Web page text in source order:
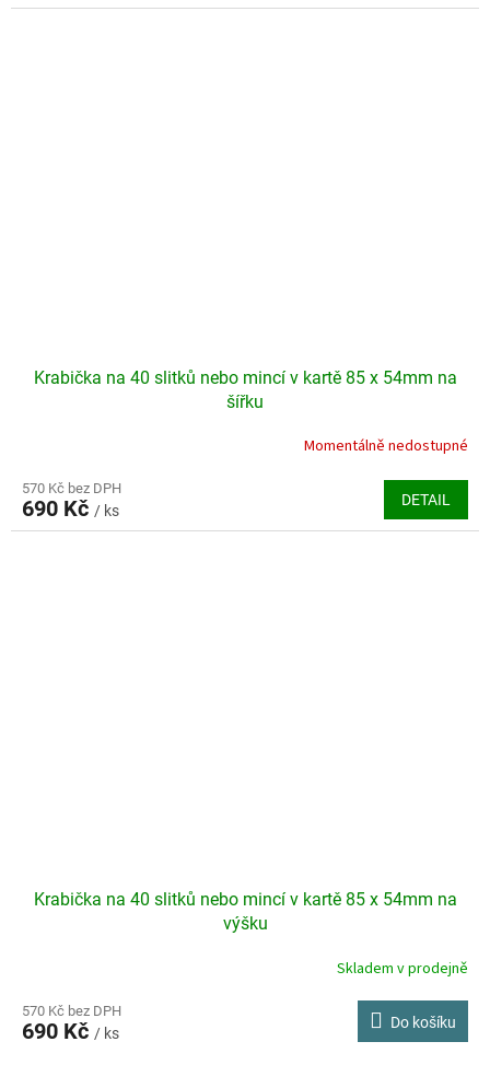
Krabička na 40 slitků nebo mincí v kartě 85 x 54mm na
šířku
Momentálně nedostupné
570 Kč bez DPH
690 Kč / ks
DETAIL
Krabička na 40 slitků nebo mincí v kartě 85 x 54mm na
výšku
Skladem v prodejně
570 Kč bez DPH
690 Kč / ks
Do košíku